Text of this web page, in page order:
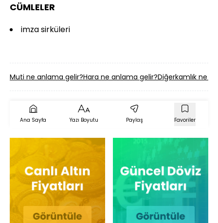
CÜMLELER
imza sirküleri
Muti ne anlama gelir?Hara ne anlama gelir?Diğerkamlık ne
Ana Sayfa Yazı Boyutu Paylaş Favoriler